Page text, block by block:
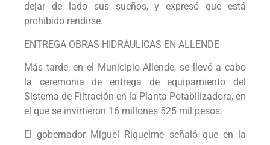
dejar de lado sus sueños, y expresó que está
prohibido rendirse.
ENTREGA OBRAS HIDRÁULICAS EN ALLENDE
Más tarde, en el Municipio Allende, se llevó a cabo
la ceremonia de entrega de equipamiento del
Sistema de Filtración en la Planta Potabilizadora, en
el que se invirtieron 16 millones 525 mil pesos.
El gobernador Miguel Riquelme señaló que en la